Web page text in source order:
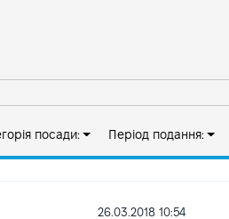
посади: Період подання:
26.03.2018 10:54